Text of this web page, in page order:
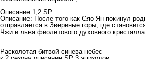
Описание 1,2 SP
Описание: После того как Сяо Ян покинул
отправляется в Звериные горы, где
Чжи и льва фиолетового духовного
Расколотая битвой синева небес